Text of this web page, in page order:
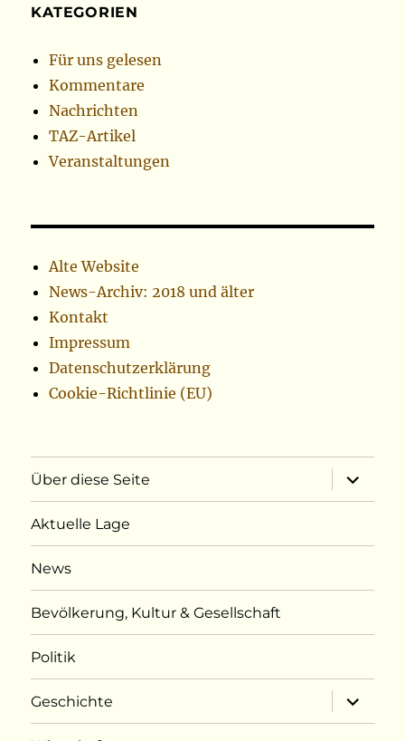
KATEGORIEN
Für uns gelesen
Kommentare
Nachrichten
TAZ-Artikel
Veranstaltungen
Alte Website
News-Archiv: 2018 und älter
Kontakt
Impressum
Datenschutzerklärung
Cookie-Richtlinie (EU)
Über diese Seite
öffnen
Aktuelle Lage
News
Bevölkerung, Kultur & Gesellschaft
Politik
Geschichte
öffnen